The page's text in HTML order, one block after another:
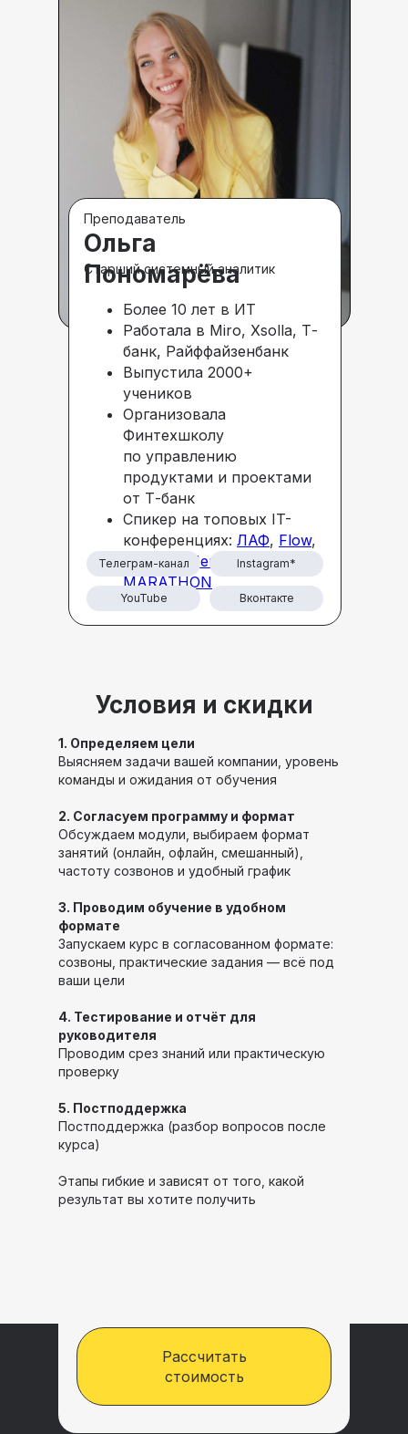
Ольга
Пономарёва
Старший системный аналитик
Преподаватель
Более 10 лет в ИТ
Работала в Miro, Xsolla, Т-
банк, Райффайзенбанк
Выпустила 2000+
учеников
Организовала
Финтехшколу
по управлению
продуктами и проектами
от Т-банк
Спикер на топовых IT-
конференциях: ЛАФ, Flow,
Summer Merge
,ANALYST
MARATHON
Телеграм-канал Instagram*
Вконтакте
YouTube
Условия и скидки
1. Определяем цели
Выясняем задачи вашей компании, уровень
команды и ожидания от обучения
2. Согласуем программу и формат
Обсуждаем модули, выбираем формат
занятий (онлайн, офлайн, смешанный),
частоту созвонов и удобный график
3. Проводим обучение в удобном
формате
Запускаем курс в согласованном формате:
созвоны, практические задания — всё под
ваши цели
4. Тестирование и отчёт для
руководителя
Проводим срез знаний или практическую
проверку
5. Постподдержка
Постподдержка (разбор вопросов после
курса)
Этапы гибкие и зависят от того, какой
результат вы хотите получить
Рассчитать
стоимость